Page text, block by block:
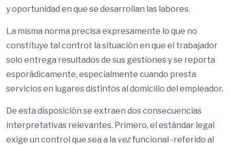
y oportunidad en que se desarrollan las labores.
La misma norma precisa expresamente lo que no
constituye tal control: la situación en que el trabajador
solo entrega resultados de sus gestiones y se reporta
esporádicamente, especialmente cuando presta
servicios en lugares distintos al domicilio del empleador.
De esta disposición se extraen dos consecuencias
interpretativas relevantes. Primero, el estándar legal
exige un control que sea a la vezfuncional -referido al